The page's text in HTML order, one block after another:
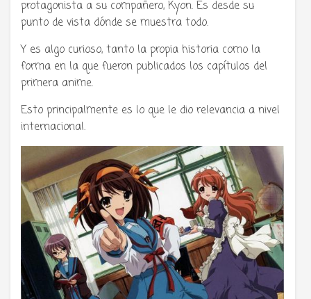
protagonista a su compañero, Kyon. Es desde su
punto de vista dónde se muestra todo.
Y es algo curioso, tanto la propia historia como la
forma en la que fueron publicados los capítulos del
primera anime.
Esto principalmente es lo que le dio relevancia a nivel
internacional.